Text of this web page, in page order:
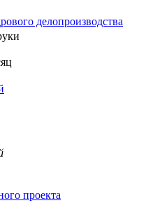
делопроизводства
проекта